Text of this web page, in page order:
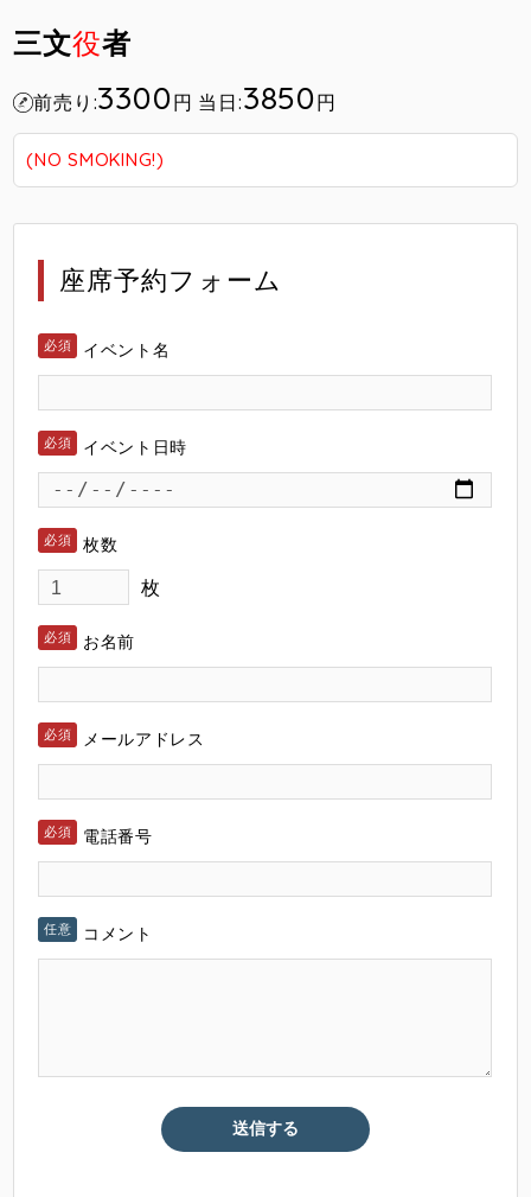
三文役者
前売り:3300円 当日:3850円
(NO SMOKING!)
座席予約フォーム
イベント名
イベント日時
枚数
枚
お名前
メールアドレス
電話番号
コメント